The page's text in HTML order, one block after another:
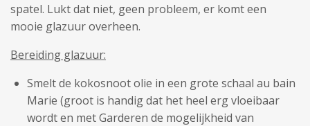
spatel. Lukt dat niet, geen probleem, er komt een
mooie glazuur overheen.
Bereiding glazuur:
Smelt de kokosnoot olie in een grote schaal au bain
Marie (groot is handig dat het heel erg vloeibaar
wordt en met Garderen de mogelijkheid van